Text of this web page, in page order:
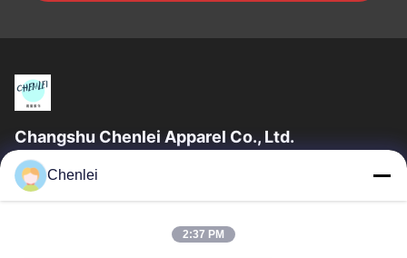
Changshu Chenlei Apparel Co., Ltd.
CHANGSHU CHENLEI APPAREL CO., LTD Unsere Fabrik wurde
2011 gegründet und befindet sich in der Stadt Suzhou, Provinz
Schnelle Verbindungen
Chenlei
2:37 PM